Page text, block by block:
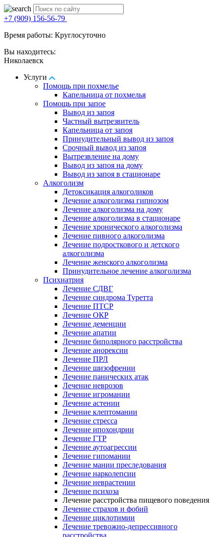
+7 (909) 156-56-79
Время работы: Круглосуточно
Вы находитесь:
Николаевск
Услуги
Помощь при похмелье
Капельница от похмелья
Помощь при запое
Вывод из запоя
Частный вытрезвитель
Капельница от запоя
Принудительный вывод из запоя
Срочный вывод из запоя
Вытрезвление на дому
Вывод из запоя на дому
Вывод из запоя в стационаре
Алкоголизм
Детоксикация алкоголиков
Лечение алкоголизма гипнозом
Лечение алкоголизма на дому
Лечение алкоголизма в стационаре
Лечение хронического алкоголизма
Лечение пивного алкоголизма
Лечение подросткового и детского
алкоголизма
Лечение женского алкоголизма
Принудительное лечение алкоголизма
Психиатрия
Лечение СДВГ
Лечение синдрома Туретта
Лечение ПТСР
Лечение ОКР
Лечение деменции
Лечение апатии
Лечение биполярного расстройства
Лечение анорексии
Лечение ПРЛ
Лечение шизофрении
Лечение панических атак
Лечение неврозов
Лечение игромании
Лечение астении
Лечение клептомании
Лечение стресса
Лечение ипохондрии
Лечение ГТР
Лечение аутоагрессии
Лечение гипомании
Лечение мании преследования
Лечение нарколепсии
Лечение неврастении
Лечение психоза
Лечение расстройства пищевого поведения
Лечение страхов и фобий
Лечение циклотимии
Лечение тревожно-депрессивного
расстройства